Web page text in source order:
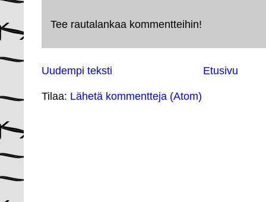
Tee rautalankaa kommentteihin!
Uudempi teksti Etusivu
Tilaa: Lähetä kommentteja (Atom)